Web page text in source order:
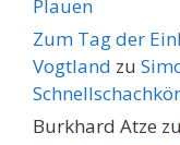
Plauen
Zum Tag der
Vogtland zu
Burkhard Atze zu